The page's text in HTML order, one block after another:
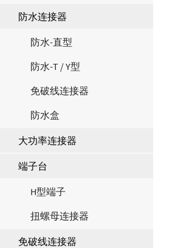
防水连接器
防水-直型
防水-T / Y型
免破线连接器
防水盒
大功率连接器
端子台
H型端子
扭螺母连接器
免破线连接器